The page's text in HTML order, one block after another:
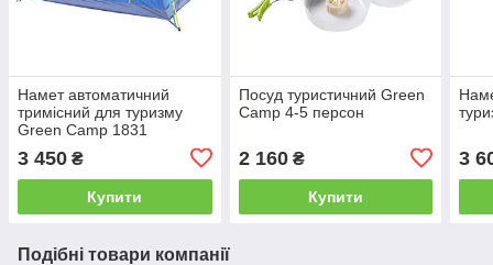
Намет автоматичний
тримісний для туризму
Green Camp 1831
3 450 ₴
Купити
Посуд туристичний Green
Camp 4-5 персон
2 160₴
Купити
3
Подібні товари компанії